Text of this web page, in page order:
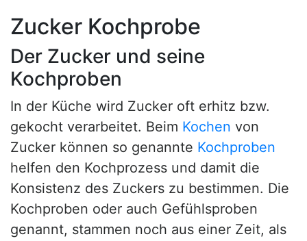
Zucker Kochprobe
Der Zucker und seine
Kochproben
In der Küche wird Zucker oft erhitz bzw.
gekocht verarbeitet. Beim Kochen von
Zucker können so genannte Kochproben
helfen den Kochprozess und damit die
Konsistenz des Zuckers zu bestimmen. Die
Kochproben oder auch Gefühlsproben
genannt, stammen noch aus einer Zeit, als